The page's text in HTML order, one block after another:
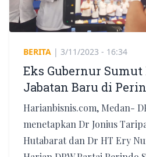
BERITA | 3/11/2023 - 16:34
Eks Gubernur
Jabatan Baru di
Harianbisnis.com, Medan-
menetapkan Dr Jonius
Hutabarat dan Dr HT Ery